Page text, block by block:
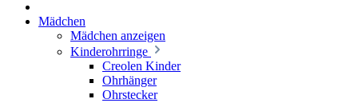
Mädchen
Mädchen anzeigen
Kinderohrringe
Creolen Kinder
Ohrhänger
Ohrstecker